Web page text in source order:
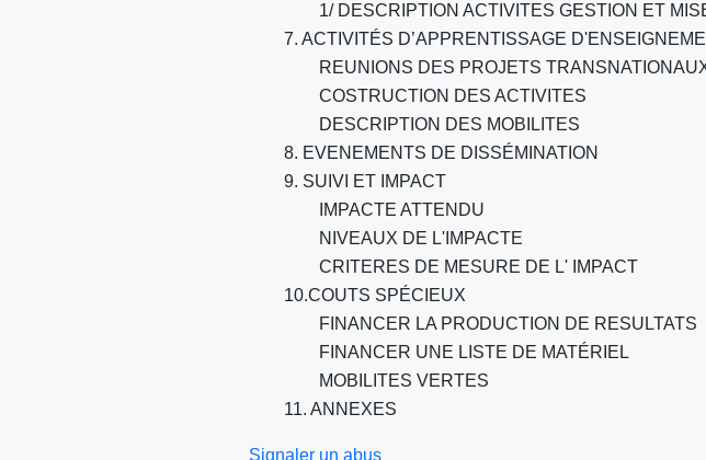
1/ DESCRIPTION ACTIVITES GESTION ET
7. ACTIVITÉS D’APPRENTISSAGE
REUNIONS DES PROJETS
COSTRUCTION DES ACTIVITES
DESCRIPTION DES MOBILITES
8. EVENEMENTS DE DISSÉMINATION
9. SUIVI ET IMPACT
IMPACTE ATTENDU
NIVEAUX DE L'IMPACTE
CRITERES DE MESURE DE L' IMPACT
10.COUTS SPÉCIEUX
FINANCER LA PRODUCTION DE RESULTATS
FINANCER UNE LISTE DE MATÉRIEL
MOBILITES VERTES
11. ANNEXES
Signaler un abus